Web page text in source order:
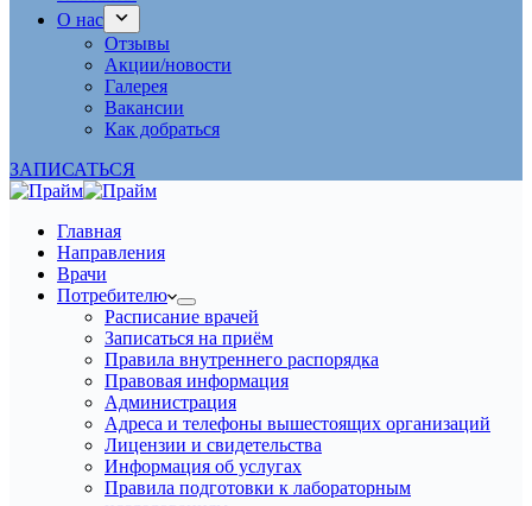
О нас
Отзывы
Акции/новости
Галерея
Вакансии
Как добраться
ЗАПИСАТЬСЯ
Главная
Направления
Врачи
Потребителю
Расписание врачей
Записаться на приём
Правила внутреннего распорядка
Правовая информация
Администрация
Адреса и телефоны вышестоящих организаций
Лицензии и свидетельства
Информация об услугах
Правила подготовки к лабораторным